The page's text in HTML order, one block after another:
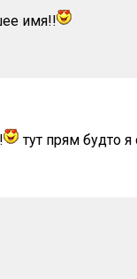
имя!!
тут прям будто я